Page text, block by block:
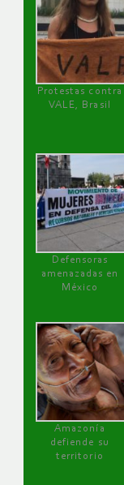
Protestas contra
VALE, Brasil
Defensoras
amenazadas en
México
Amazonía
defiende su
territorio